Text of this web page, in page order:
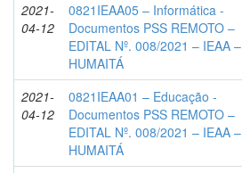
2021-
04-12
0821IEAA05 – Informática -
Documentos PSS REMOTO –
EDITAL Nº. 008/2021 – IEAA –
HUMAITÁ
2021-
04-12
0821IEAA01 – Educação -
Documentos PSS REMOTO –
EDITAL Nº. 008/2021 – IEAA –
HUMAITÁ